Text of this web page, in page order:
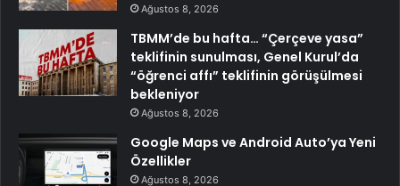
Ağustos 8, 2026
TBMM’de bu hafta… “Çerçeve yasa”
teklifinin sunulması, Genel Kurul’da
“öğrenci affı” teklifinin görüşülmesi
bekleniyor
Ağustos 8, 2026
Google Maps ve Android Auto’ya Yeni
Özellikler
Ağustos 8, 2026